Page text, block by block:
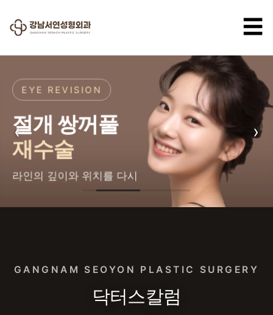
☰
EYE REVISION
절개 쌍꺼풀
재수술
라인의 깊이와 위치를 다시
‹ ›
GANGNAM SEOYON PLASTIC SURGERY
닥터스칼럼